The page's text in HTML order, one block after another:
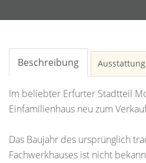
Beschreibung Ausstattung
Im beliebter Erfurter Stadtteil
Einfamilienhaus neu zum
Das Baujahr des ursprünglich
Fachwerkhauses ist nicht